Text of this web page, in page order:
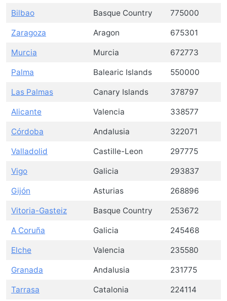
Bilbao Basque Country 775000
Zaragoza Aragon 675301
Murcia Murcia 672773
Palma Balearic Islands 550000
Las Palmas Canary Islands 378797
Alicante Valencia 338577
Córdoba Andalusia 322071
Valladolid Castille-Leon 297775
Vigo Galicia 293837
Gijón Asturias 268896
Vitoria-Gasteiz Basque Country 253672
A Coruña Galicia 245468
Elche Valencia 235580
Granada Andalusia 231775
Tarrasa Catalonia 224114